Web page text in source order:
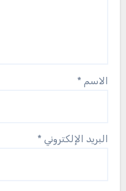
الاسم *
البريد الإلكتروني *